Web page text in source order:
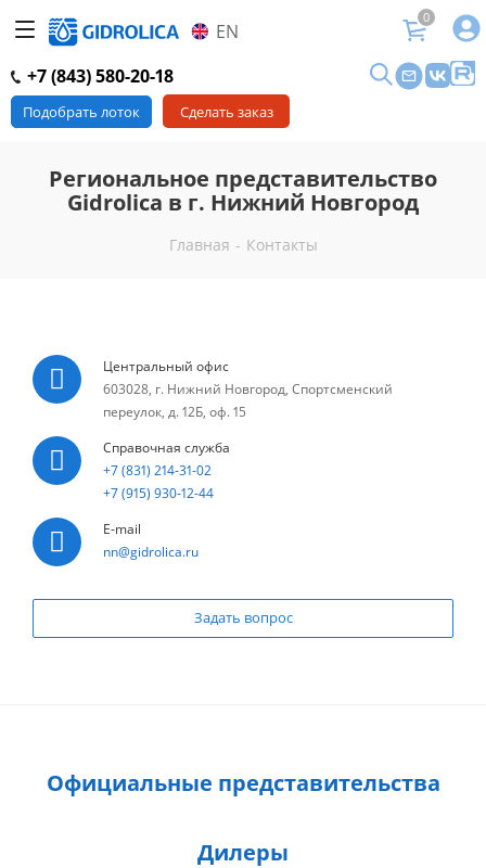
EN
0
+7 (843) 580-20-18
Подобрать лоток Сделать заказ
Региональное представительство
Gidrolica в г. Нижний Новгород
Главная - Контакты
Центральный офис
603028, г. Нижний Новгород, Спортсменский
переулок, д. 12Б, оф. 15
Справочная служба
+7 (831) 214-31-02
+7 (915) 930-12-44
E-mail
nn@gidrolica.ru
Задать вопрос
Официальные представительства
Дилеры